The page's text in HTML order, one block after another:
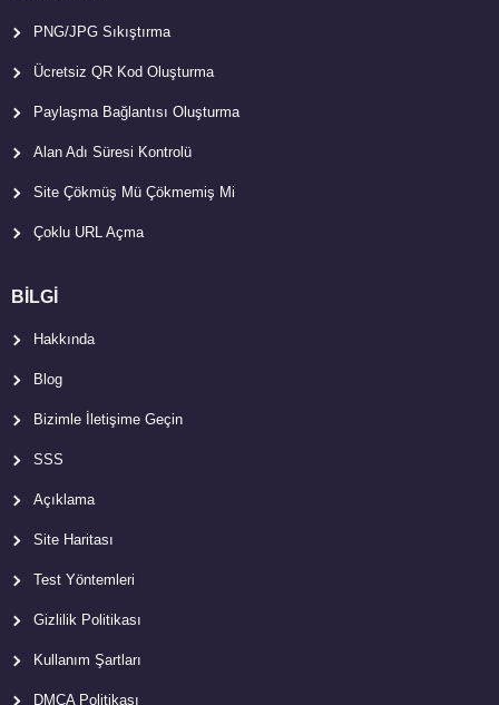
PNG/JPG Sıkıştırma
Ücretsiz QR Kod Oluşturma
Paylaşma Bağlantısı Oluşturma
Alan Adı Süresi Kontrolü
Site Çökmüş Mü Çökmemiş Mi
Çoklu URL Açma
BİLGİ
Hakkında
Blog
Bizimle İletişime Geçin
SSS
Açıklama
Site Haritası
Test Yöntemleri
Gizlilik Politikası
Kullanım Şartları
DMCA Politikası